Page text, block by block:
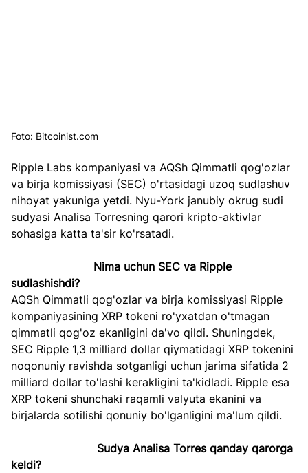
Foto: Bitcoinist.com
Ripple Labs kompaniyasi va AQSh Qimmatli qog'ozlar
va birja komissiyasi (SEC) o'rtasidagi uzoq sudlashuv
nihoyat yakuniga yetdi. Nyu-York janubiy okrug sudi
sudyasi Analisa Torresning qarori kripto-aktivlar
sohasiga katta ta'sir ko'rsatadi.
Nima uchun SEC va Ripple
sudlashishdi?
AQSh Qimmatli qog'ozlar va birja komissiyasi Ripple
kompaniyasining XRP tokeni ro'yxatdan o'tmagan
qimmatli qog'oz ekanligini da'vo qildi. Shuningdek,
SEC Ripple 1,3 milliard dollar qiymatidagi XRP tokenini
noqonuniy ravishda sotganligi uchun jarima sifatida 2
milliard dollar to'lashi kerakligini ta'kidladi. Ripple esa
XRP tokeni shunchaki raqamli valyuta ekanini va
birjalarda sotilishi qonuniy bo'lganligini ma'lum qildi.
Sudya Analisa Torres qanday qarorga
keldi?